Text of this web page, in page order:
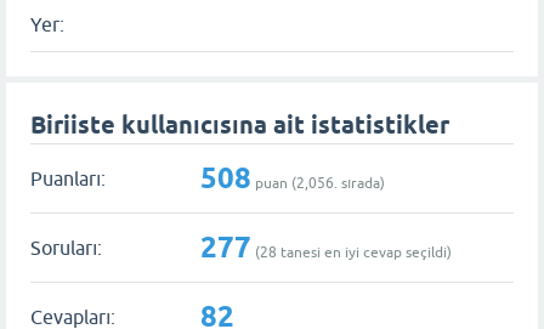
Yer:
Biriiste kullanıcısına ait istatistikler
Puanları: 508 puan (2,056. sırada)
Soruları: 277 (28 tanesi en iyi cevap seçildi)
Cevapları: 82